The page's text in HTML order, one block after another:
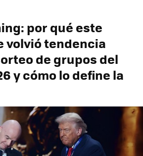
por qué este
volvió tendencia
de grupos del
y cómo lo define la